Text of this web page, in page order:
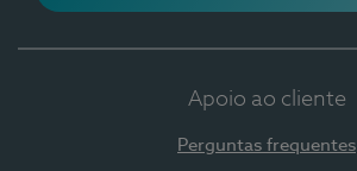
Apoio ao cliente
Perguntas frequentes